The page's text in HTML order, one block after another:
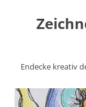
Endecke kreativ